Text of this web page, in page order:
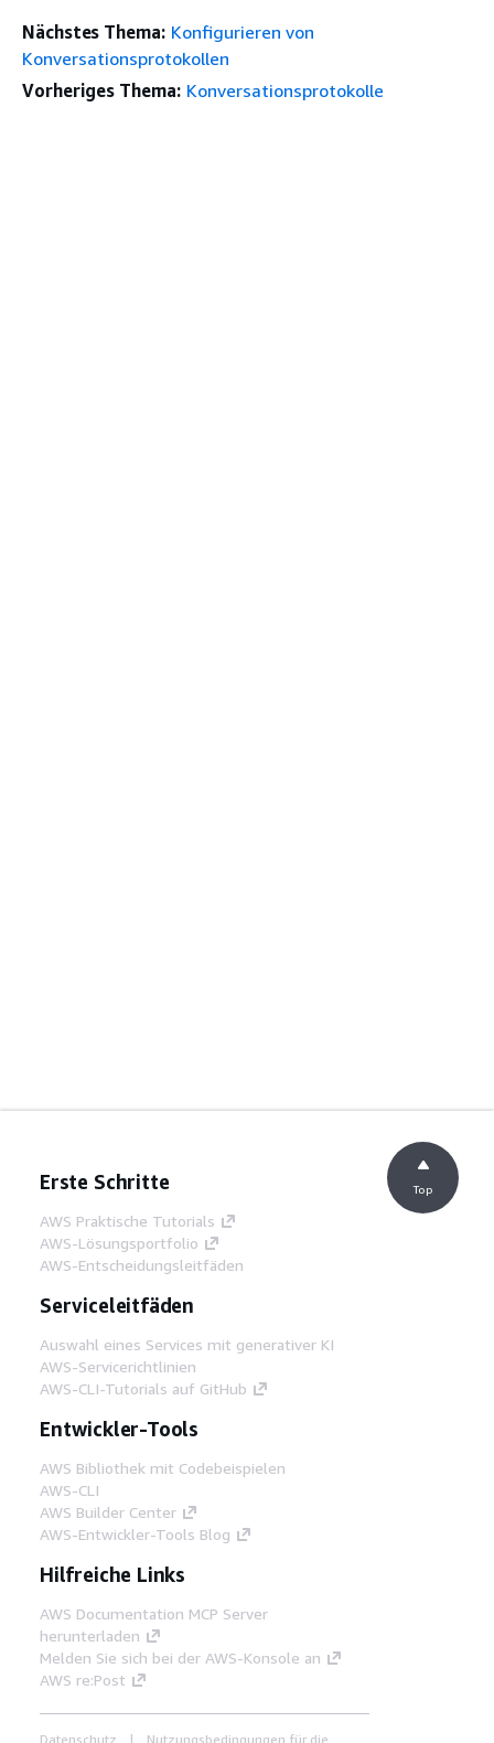
Nächstes Thema: Konfigurieren von
Konversationsprotokollen
Vorheriges Thema: Konversationsprotokolle
Erste Schritte
AWS Praktische Tutorials
AWS-Lösungsportfolio
AWS-Entscheidungsleitfäden
Serviceleitfäden
Auswahl eines Services mit generativer KI
AWS-Servicerichtlinien
AWS-CLI-Tutorials auf GitHub
Entwickler-Tools
AWS Bibliothek mit Codebeispielen
AWS-CLI
AWS Builder Center
AWS-Entwickler-Tools Blog
Hilfreiche Links
AWS Documentation MCP Server
herunterladen
Melden Sie sich bei der AWS-Konsole an
AWS re:Post
Datenschutz Nutzungsbedingungen für die
Top